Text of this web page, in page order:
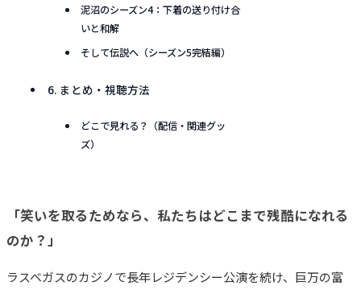
泥沼のシーズン4：下着の送り付け合
いと和解
そして伝説へ（シーズン5完結編）
6. まとめ・視聴方法
どこで見れる？（配信・関連グッ
ズ）
「笑いを取るためなら、私たちはどこまで残酷になれる
のか？」
ラスベガスのカジノで長年レジデンシー公演を続け、巨万の富